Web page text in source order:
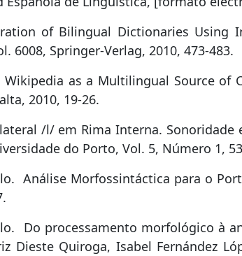
of Bilingual Dictionaries Using
6008, Springer-Verlag, 2010, 473-483.
Wikipedia as a Multilingual Source of
2010, 19-26.
/l/ em Rima Interna. Sonoridade
do Porto, Vol. 5, Número 1,
Análise Morfossintáctica para o
Do processamento morfológico à
Dieste Quiroga, Isabel Fernández